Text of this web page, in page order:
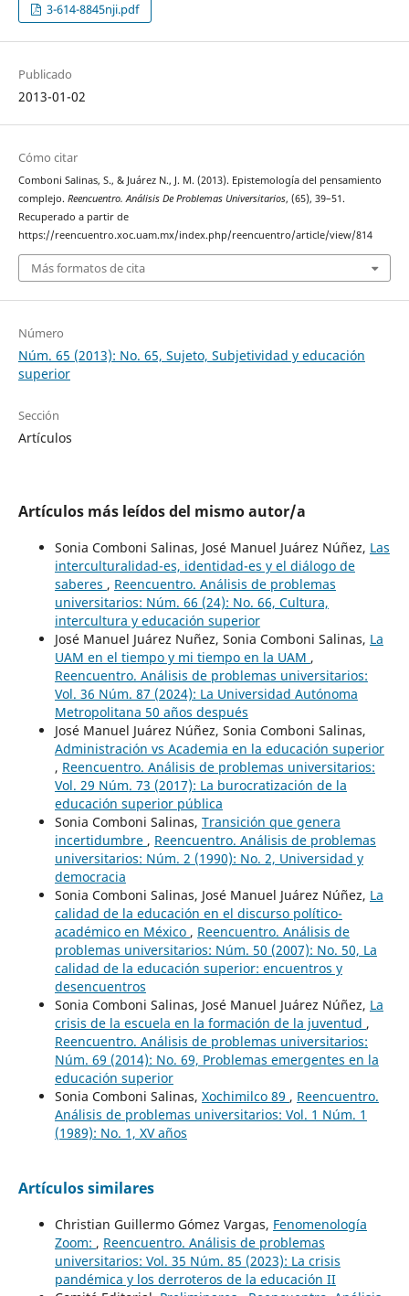
3-614-8845nji.pdf
Publicado
2013-01-02
Cómo citar
Comboni Salinas, S., & Juárez N., J. M. (2013). Epistemología del pensamiento
complejo. Reencuentro. Análisis De Problemas Universitarios, (65), 39–51.
Recuperado a partir de
https://reencuentro.xoc.uam.mx/index.php/reencuentro/article/view/814
Más formatos de cita
Número
Núm. 65 (2013): No. 65, Sujeto, Subjetividad y educación
superior
Sección
Artículos
Artículos más leídos del mismo autor/a
Sonia Comboni Salinas, José Manuel Juárez Núñez, Las
interculturalidad-es, identidad-es y el diálogo de
saberes , Reencuentro. Análisis de problemas
universitarios: Núm. 66 (24): No. 66, Cultura,
intercultura y educación superior
José Manuel Juárez Nuñez, Sonia Comboni Salinas, La
UAM en el tiempo y mi tiempo en la UAM ,
Reencuentro. Análisis de problemas universitarios:
Vol. 36 Núm. 87 (2024): La Universidad Autónoma
Metropolitana 50 años después
José Manuel Juárez Núñez, Sonia Comboni Salinas,
Administración vs Academia en la educación superior
, Reencuentro. Análisis de problemas universitarios:
Vol. 29 Núm. 73 (2017): La burocratización de la
educación superior pública
Sonia Comboni Salinas, Transición que genera
incertidumbre , Reencuentro. Análisis de problemas
universitarios: Núm. 2 (1990): No. 2, Universidad y
democracia
Sonia Comboni Salinas, José Manuel Juárez Núñez, La
calidad de la educación en el discurso político-
académico en México , Reencuentro. Análisis de
problemas universitarios: Núm. 50 (2007): No. 50, La
calidad de la educación superior: encuentros y
desencuentros
Sonia Comboni Salinas, José Manuel Juárez Núñez, La
crisis de la escuela en la formación de la juventud ,
Reencuentro. Análisis de problemas universitarios:
Núm. 69 (2014): No. 69, Problemas emergentes en la
educación superior
Sonia Comboni Salinas, Xochimilco 89 , Reencuentro.
Análisis de problemas universitarios: Vol. 1 Núm. 1
(1989): No. 1, XV años
Artículos similares
Christian Guillermo Gómez Vargas, Fenomenología
Zoom: , Reencuentro. Análisis de problemas
universitarios: Vol. 35 Núm. 85 (2023): La crisis
pandémica y los derroteros de la educación II